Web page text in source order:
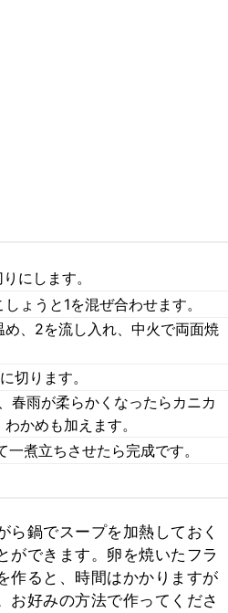
にします。
ょうと1を混ぜ合わせます。
、2を流し入れ、中火で両面焼
切ります。
春雨が柔らかくなったらカニカ
かめも加えます。
煮立ちさせたら完成です。
ら鍋でスープを加熱しておく
ができます。卵を焼いたフラ
作ると、時間はかかりますが
お好みの方法で作ってくださ